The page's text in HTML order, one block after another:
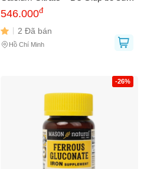
canxi hữu cơ cho cơ thể (60v)
546.000đ
2 Đã bán
Hồ Chí Minh
-26%